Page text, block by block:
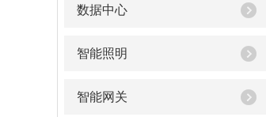
数据中心
智能照明
智能网关